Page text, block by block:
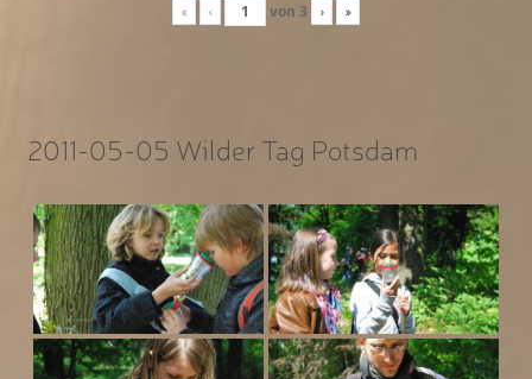
« ‹ von 3 › »
2011-05-05 Wilder Tag Potsdam